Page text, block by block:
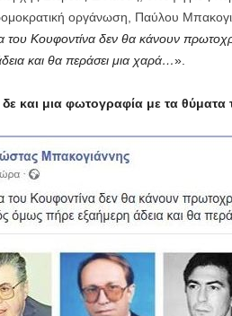
οργάνωση, Παύλου
του Κουφοντίνα δεν θα κάνουν
και θα περάσει μια χαρά…».
και μια φωτογραφία με τα